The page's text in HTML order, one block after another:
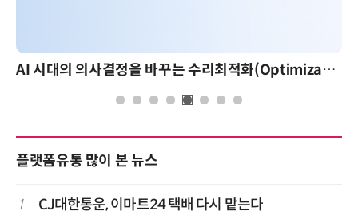
AI 시대의 의사결정을 바꾸는 수리최적화(Optimization): 실제 산업 적용 사례와 활용 전략
플랫폼유통 많이 본 뉴스
1 CJ대한통운, 이마트24 택배 다시 맡는다